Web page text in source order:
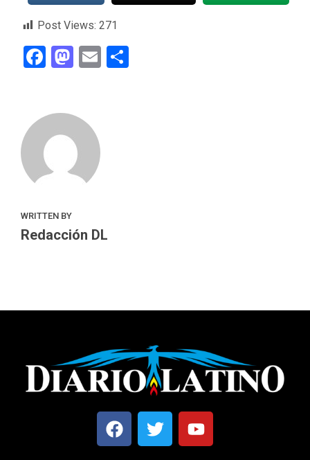
Post Views: 271
Facebook
Mastodon
Email
WRITTEN BY
Redacción DL